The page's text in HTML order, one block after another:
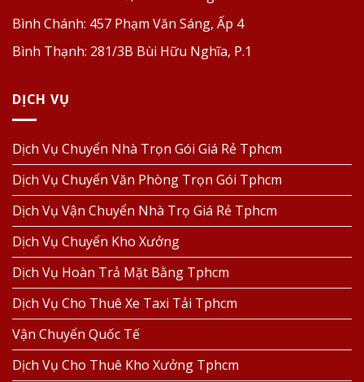
Bình Chánh: 457 Phạm Văn Sáng, Ấp 4
Bình Thạnh: 281/3B Bùi Hữu Nghĩa, P.1
DỊCH VỤ
Dịch Vụ Chuyển Nhà Trọn Gói Giá Rẻ Tphcm
Dịch Vụ Chuyển Văn Phòng Trọn Gói Tphcm
Dịch Vụ Vận Chuyển Nhà Trọ Giá Rẻ Tphcm
Dịch Vụ Chuyển Kho Xưởng
Dịch Vụ Hoàn Trả Mặt Bằng Tphcm
Dịch Vụ Cho Thuê Xe Taxi Tải Tphcm
Vận Chuyển Quốc Tế
Dịch Vụ Cho Thuê Kho Xưởng Tphcm